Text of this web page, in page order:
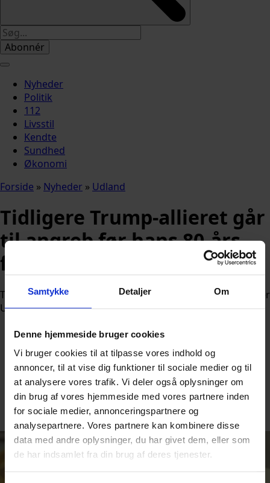
Samtykke Detaljer Om
Denne hjemmeside bruger cookies
Vi bruger cookies til at tilpasse vores indhold og
annoncer, til at vise dig funktioner til sociale medier og til
at analysere vores trafik. Vi deler også oplysninger om
din brug af vores hjemmeside med vores partnere inden
for sociale medier, annonceringspartnere og
analysepartnere. Vores partnere kan kombinere disse
data med andre oplysninger, du har givet dem, eller som
de har indsamlet fra din brug af deres tjenester.
Abonnér
Nyheder
Politik
112
Livsstil
Kendte
Sundhed
Økonomi
Forside » Nyheder » Udland
Tidligere Trump-allieret går
til angreb før hans 80-års
fødselsdag
Tidligere kongresmedlem Marjorie Taylor Greene kritiserer
UFC-arrangementet ved Det Hvide Hus.
AfNicolai Ohlsen
Udgivet:14. juni 2026 kl. 12:27